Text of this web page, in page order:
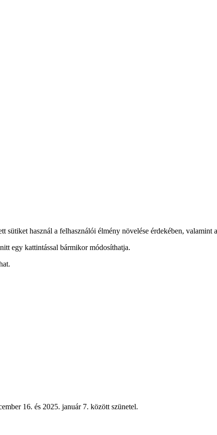
használ a felhasználói élmény növelése érdekében, valamint
egy kattintással bármikor módosíthatja.
16. és 2025. január 7. között szünetel.